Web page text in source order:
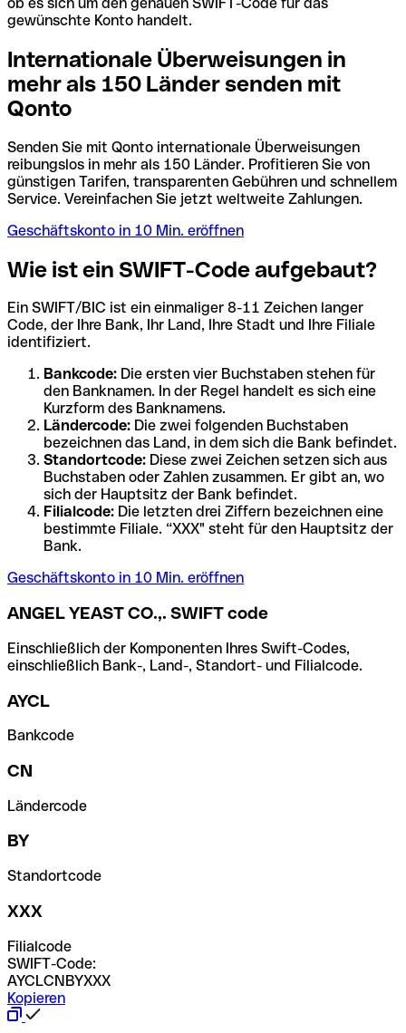
gewünschte Konto handelt.
Internationale Überweisungen in
mehr als 150 Länder senden mit
Qonto
Senden Sie mit Qonto internationale Überweisungen
reibungslos in mehr als 150 Länder. Profitieren Sie von
günstigen Tarifen, transparenten Gebühren und schnellem
Service. Vereinfachen Sie jetzt weltweite Zahlungen.
Geschäftskonto in 10 Min. eröffnen
Wie ist ein SWIFT-Code aufgebaut?
Ein SWIFT/BIC ist ein einmaliger 8-11 Zeichen langer
Code, der Ihre Bank, Ihr Land, Ihre Stadt und Ihre Filiale
identifiziert.
Bankcode: Die ersten vier Buchstaben stehen für
den Banknamen. In der Regel handelt es sich eine
Kurzform des Banknamens.
Ländercode: Die zwei folgenden Buchstaben
bezeichnen das Land, in dem sich die Bank befindet.
Standortcode: Diese zwei Zeichen setzen sich aus
Buchstaben oder Zahlen zusammen. Er gibt an, wo
sich der Hauptsitz der Bank befindet.
Filialcode: Die letzten drei Ziffern bezeichnen eine
bestimmte Filiale. “XXX" steht für den Hauptsitz der
Bank.
Geschäftskonto in 10 Min. eröffnen
ANGEL YEAST CO.,. SWIFT code
Einschließlich der Komponenten Ihres Swift-Codes,
einschließlich Bank-, Land-, Standort- und Filialcode.
AYCL
Bankcode
CN
Ländercode
BY
Standortcode
XXX
Filialcode
SWIFT-Code:
AYCLCNBYXXX
Kopieren